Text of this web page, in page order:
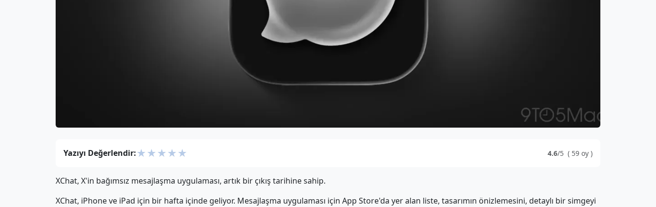
Yazıyı Değerlendir:★★★★★ 4.6/5 ( 59 oy )
XChat, X'in bağımsız mesajlaşma uygulaması, artık bir çıkış tarihine sahip.
XChat, iPhone ve iPad için bir hafta içinde geliyor. Mesajlaşma uygulaması için App Store'da yer alan liste, tasarımın önizlemesini, detaylı bir simgeyi